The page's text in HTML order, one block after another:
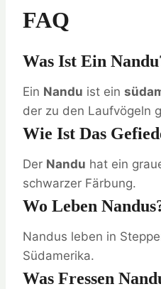
FAQ
Was Ist Ein
Ein Nandu ist ein
der zu den Laufvögeln
Wie Ist Das
Der Nandu hat ein
schwarzer Färbung.
Wo Leben
Nandus leben in
Südamerika.
Was Fressen